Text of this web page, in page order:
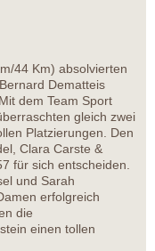
44 Km) absolvierten
Dematteis
dem Team Sport
gleich zwei
Platzierungen. Den
Clara Carste &
für sich entscheiden.
und Sarah
erfolgreich
die
einen tollen